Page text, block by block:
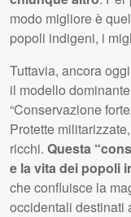
modo migliore è
popoli indigeni, i
Tuttavia, ancora
il modello
“Conservazione
Protette
ricchi. Questa
e la vita dei popoli
che confluisce la
occidentali destinati